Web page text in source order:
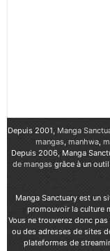
Depuis 2001, Manga
mangas, manhwa,
Depuis 2006, Manga
de mangasgrâce à un
Manga Sanctuary est un
promouvoir la culture
Vous ne trouverez donc
ou des adresses de sites
plateformes de